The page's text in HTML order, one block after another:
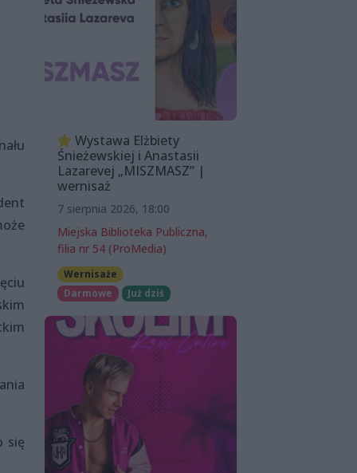
się
Wystawa Elżbiety
Śnieżewskiej i Anastasii
Lazarevej „MISZMASZ” |
wernisaż
7 sierpnia 2026, 18:00
Miejska Biblioteka Publiczna,
filia nr 54 (ProMedia)
Wernisaże
Darmowe
Już dziś